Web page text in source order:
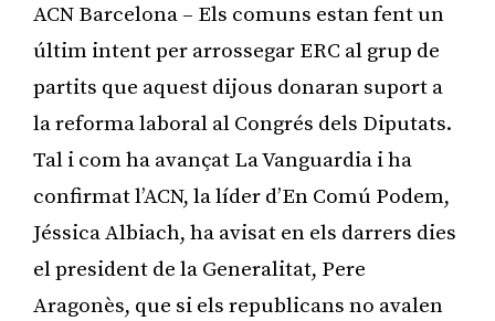
ACN Barcelona – Els comuns estan fent un
últim intent per arrossegar ERC al grup de
partits que aquest dijous donaran suport a
la reforma laboral al Congrés dels Diputats.
Tal i com ha avançat La Vanguardia i ha
confirmat l’ACN, la líder d’En Comú Podem,
Jéssica Albiach, ha avisat en els darrers dies
el president de la Generalitat, Pere
Aragonès, que si els republicans no avalen